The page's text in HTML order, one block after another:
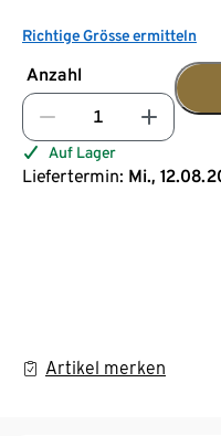
Richtige Grösse ermitteln
Anzahl
Auf Lager
Liefertermin: Mi.,
Artikel merken